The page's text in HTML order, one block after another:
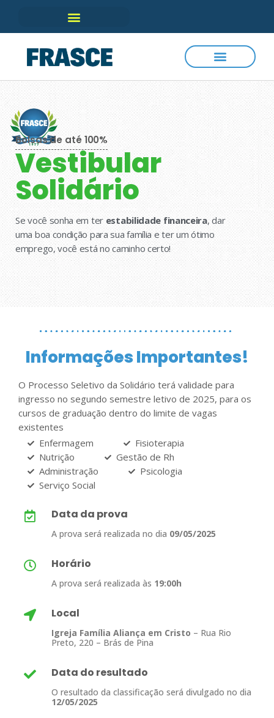
Bolsas de até 100%
Vestibular
Solidário
Se você sonha em ter estabilidade financeira, dar
uma boa condição para sua família e ter um ótimo
emprego, você está no caminho certo!
Informações Importantes!
O Processo Seletivo da Solidário terá validade para
ingresso no segundo semestre letivo de 2025, para os
cursos de graduação dentro do limite de vagas
existentes
Enfermagem
Fisioterapia
Nutrição
Gestão de Rh
Administração
Psicologia
Serviço Social
Data da prova
A prova será realizada no dia 09/05/2025
Horário
A prova será realizada às 19:00h
Local
Igreja Família Aliança em Cristo – Rua Rio
Preto, 220 – Brás de Pina
Data do resultado
O resultado da classificação será divulgado no dia
12/05/2025